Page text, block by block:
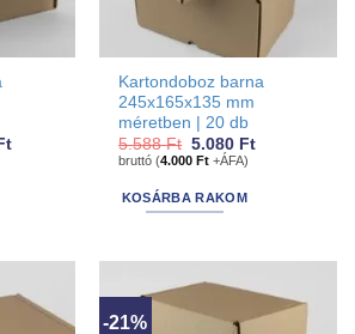
FtCurrent
Kartondoboz barna
245x165x135 mm
méretben | 20 db
5.588Ft Original
price
5.588 Ft.
5.080 FtCurrent
bruttó (4.000 Ft +ÁFA)
KOSÁRBA RAKOM
-21%